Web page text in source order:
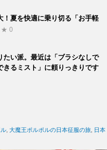
！夏を快適に乗り切る「お手軽
★ 0
たい派。最近は「ブラシなしで
きるミスト」に頼りっきりです
大魔王ポルポルの日本征服の旅
日本